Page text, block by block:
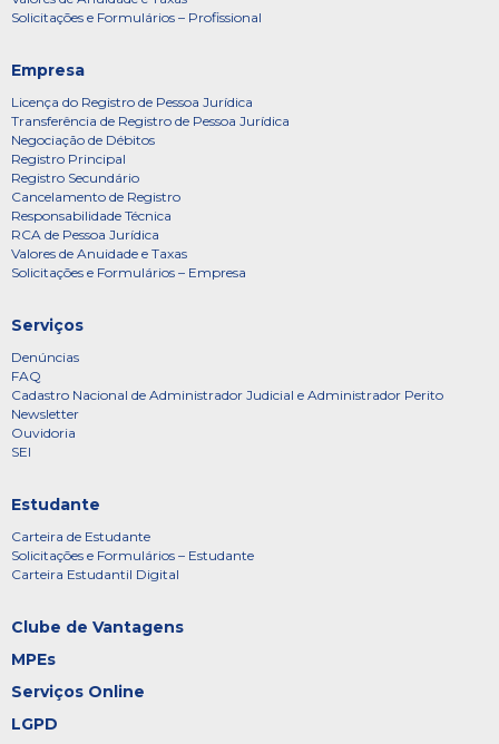
Solicitações e Formulários – Profissional
Empresa
Licença do Registro de Pessoa Jurídica
Transferência de Registro de Pessoa Jurídica
Negociação de Débitos
Registro Principal
Registro Secundário
Cancelamento de Registro
Responsabilidade Técnica
RCA de Pessoa Jurídica
Valores de Anuidade e Taxas
Solicitações e Formulários – Empresa
Serviços
Denúncias
FAQ
Cadastro Nacional de Administrador Judicial e Administrador Perito
Newsletter
Ouvidoria
SEI
Estudante
Carteira de Estudante
Solicitações e Formulários – Estudante
Carteira Estudantil Digital
Clube de Vantagens
MPEs
Serviços Online
LGPD